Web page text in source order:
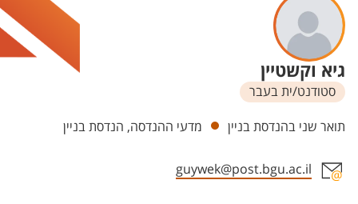
גיא וקשטיין
סטודנט/ית בעבר
יחידות
תואר שני בהנדסת בניין מדעי ההנדסה, הנדסת בניין
guywek@post.bgu.ac.il